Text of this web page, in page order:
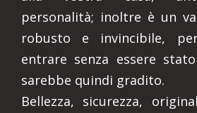
personalità; inoltre è un
robusto e invincibile,
entrare senza essere
sarebbe quindi gradito.
Bellezza, sicurezza,